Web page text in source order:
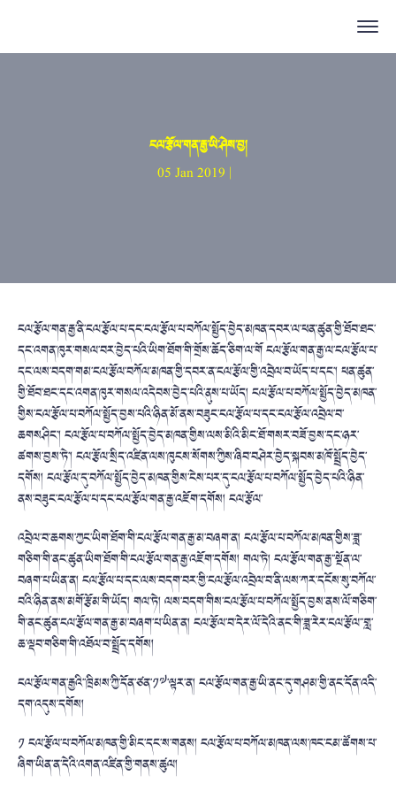
ངལ་རྩོལ་གན་རྒྱ་ཡི་ཤེས་བྱ།
05 Jan 2019 |
ངལ་རྩོལ་གན་རྒྱ་ནི་ངལ་རྩོལ་པ་དང་ངལ་རྩོལ་པ་བཀོལ་སྤྱོད་བྱེད་མཁན་དབར་ལ་ཕན་ཚུན་གྱི་ཐོབ་ཐང་
དང་འགན་ཁུར་གསལ་བར་བྱེད་པའི་ཡིག་ཐོག་གི་གྲོས་ཆོད་ཅིག་ལ་གོ ངལ་རྩོལ་གན་རྒྱ་ལ་ངལ་རྩོལ་པ་
དང་ལས་བདག་གམ་ངལ་རྩོལ་བཀོལ་མཁན་གྱི་དབར་ན་ངལ་རྩོལ་གྱི་འབྲེལ་བ་ཡོད་པ་དང་། ཕན་ཚུན་
གྱི་ཐོབ་ཐང་དང་འགན་ཁུར་གསལ་འདེབས་བྱེད་པའི་ནུས་པ་ཡོད། ངལ་རྩོལ་པ་བཀོལ་སྤྱོད་བྱེད་མཁན་
གྱིས་ངལ་རྩོལ་པ་བཀོལ་སྤྱོད་བྱས་པའི་ཉིན་མོ་ནས་བཟུང་ངལ་རྩོལ་པ་དང་ངལ་རྩོལ་འབྲེལ་བ་
ཆགསཤིང་། ངལ་རྩོལ་པ་བཀོལ་སྤྱོད་བྱེད་མཁན་གྱིས་ལས་མིའི་མིང་ཐོ་གསར་བཟོ་བྱས་དང་ཉར་
ཚགས་བྱས་ཏེ་། ངལ་རྩོལ་སྲིད་འཛིན་ལས་ཁུངས་སོགས་ཀྱིས་ཞིབ་བཤེར་བྱེད་སྐབས་མཁོ་སྤྲོད་བྱེད་
དགོས། ངལ་རྩོལ་དུ་བཀོལ་སྤྱོད་བྱེད་མཁན་གྱིས་ངེས་པར་དུ་ངལ་རྩོལ་པ་བཀོལ་སྤྱོད་བྱེད་པའི་ཉིན་
ནས་བཟུང་ངལ་རྩོལ་པ་དང་ངལ་རྩོལ་གན་རྒྱ་འཇོག་དགོས། ངལ་རྩོལ་
འབྲེལ་བ་ཆགས་ཀྱང་ཡིག་ཐོག་གི་ངལ་རྩོལ་གན་རྒྱ་མ་བཞག་ན། ངལ་རྩོལ་པ་བཀོལ་མཁན་གྱིས་ཟླ་
གཅིག་གི་ནང་ཚུན་ཡིག་ཐོག་གི་ངལ་རྩོལ་གན་རྒྱ་འཇོག་དགོས། གལ་ཏེ། ངལ་རྩོལ་གན་རྒྱ་་སྔོན་ལ་
བཞག་པ་ཡིན་ན། ངལ་རྩོལ་པ་དང་ལས་བདག་བར་གྱི་ངལ་རྩོལ་འབྲེལ་བ་ནི་ལས་ཀར་དངོས་སུ་བཀོལ་
བའི་ཉིན་ནས་མགོ་རྩོམ་གི་ཡོད། གལ་ཏེ། ལས་བདག་གིས་ངལ་རྩོལ་པ་བཀོལ་སྤྱོད་བྱས་ནས་ལོ་གཅིག་
གི་ནང་ཚུན་ངལ་རྩོལ་གན་རྒྱ་མ་བཞག་པ་ཡིན་ན། ངལ་རྩོལ་བ་དེར་ལོ་དེའི་ནང་གི་ཟླ་རེར་ངལ་རྩོལ་་གླ་
ཆ་ལྡབ་གཅིག་གི་འཐོལ་བ་སྤྲོད་དགོས།
ངལ་རྩོལ་གན་རྒྱའི་་ཁྲིམས་ཀྱི་དོན་ཙན་༡༧་ལྟར་ན། ངལ་རྩོལ་གན་རྒྱ་ཡི་ནང་དུ་གཤམ་གྱི་ནང་དོན་འདི་
དག་འདུས་དགོས།
༡ ངལ་རྩོལ་པ་བཀོལ་མཁན་གྱི་མིང་དང་ས་གནས། ངལ་རྩོལ་པ་བཀོལ་མཁན་ལས་ཁང་ངམ་ཚོགས་པ་
ཞིག་ཡིན་ན་དེའི་འགན་འཛིན་གྱི་གནས་ཚུལ།